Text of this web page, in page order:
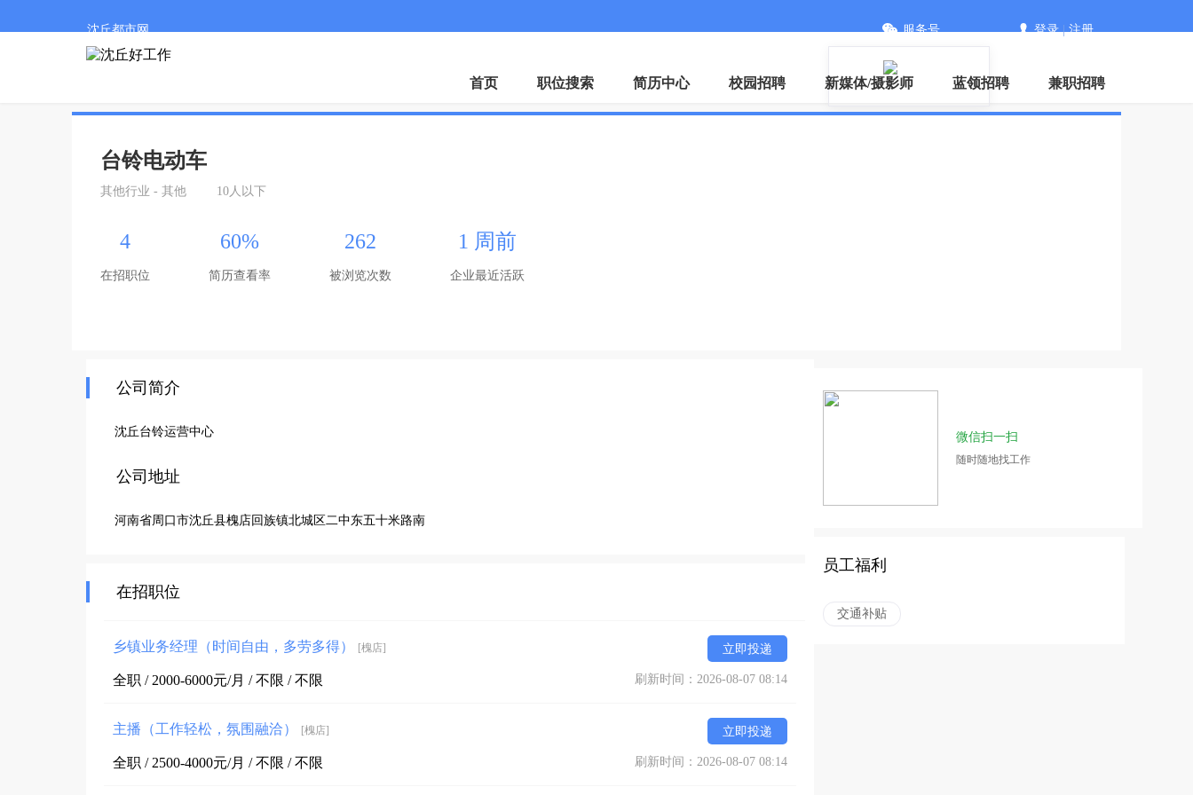
沈丘都市网 服务号 登录|注册
首页 职位搜索 简历中心 校园招聘 新媒体/摄影师 蓝领招聘 兼职招聘
台铃电动车
其他行业 - 其他 10人以下
4
在招职位
60%
简历查看率
262
被浏览次数
1 周前
企业最近活跃
公司简介
沈丘台铃运营中心
公司地址
河南省周口市沈丘县槐店回族镇北城区二中东五十米路南
在招职位
乡镇业务经理（时间自由，多劳多得） [槐店] 立即投递
全职 / 2000-6000元/月 / 不限 / 不限 刷新时间：2026-08-07 08:14
主播（工作轻松，氛围融洽） [槐店] 立即投递
全职 / 2500-4000元/月 / 不限 / 不限 刷新时间：2026-08-07 08:14
微信扫一扫
随时随地找工作
员工福利
交通补贴